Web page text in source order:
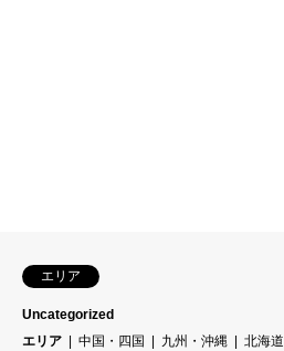
エリア
Uncategorized
エリア
中国・四国 九州・沖縄 北海道